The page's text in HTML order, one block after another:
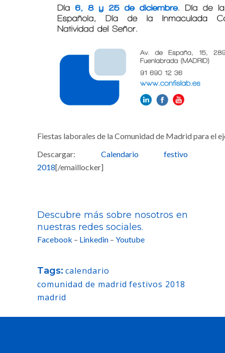
Fiestas laborales de la Comunidad de Madrid para el
Descargar: Calendario festivo
2018[/emaillocker]
Descubre más sobre nosotros en
nuestras redes sociales.
Facebook – Linkedin – Youtube
Tags: calendario
comunidad de madrid festivos 2018
madrid